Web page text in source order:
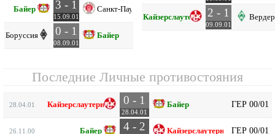
Байер 3 - 1
15.09.01
Санкт-Паули
Боруссия М 0 - 1
08.09.01
Байер
Кайзерслаутерн 2 - 1
09.09.01
Вердер
Последние Личные противостояния
28.04.01 Кайзерслаутерн 0 - 1
28.04.01
Байер ГЕР 00/01
26.11.00 Байер 4 - 2 Кайзерслаутерн ГЕР 00/01